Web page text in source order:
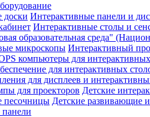
доски Интерактивные панели и
Интерактивные столы и
образовательная среда"
микроскопы Интерактивный
компьютеры для
для интерактивных
для дисплеев и
для проекторов Детские
песочницы Детские развивающие